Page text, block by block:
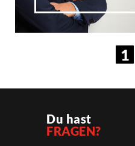
1
Du hast
FRAGEN?